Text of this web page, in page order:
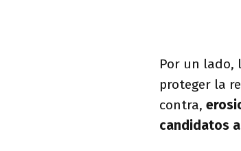
Por un lado,
proteger la
contra,
candidatos